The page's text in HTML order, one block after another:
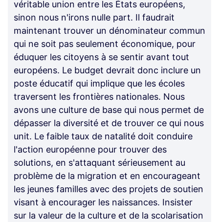
véritable union entre les États européens,
sinon nous n'irons nulle part. Il faudrait
maintenant trouver un dénominateur commun
qui ne soit pas seulement économique, pour
éduquer les citoyens à se sentir avant tout
européens. Le budget devrait donc inclure un
poste éducatif qui implique que les écoles
traversent les frontières nationales. Nous
avons une culture de base qui nous permet de
dépasser la diversité et de trouver ce qui nous
unit. Le faible taux de natalité doit conduire
l'action européenne pour trouver des
solutions, en s'attaquant sérieusement au
problème de la migration et en encourageant
les jeunes familles avec des projets de soutien
visant à encourager les naissances. Insister
sur la valeur de la culture et de la scolarisation